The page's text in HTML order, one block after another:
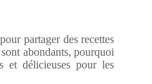
partager des recettes
abondants, pourquoi
et délicieuses pour les